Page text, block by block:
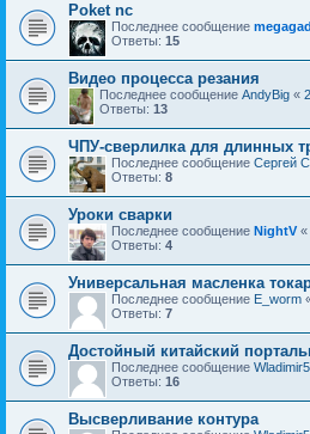
Poket nc
Последнее сообщение megagad
Ответы: 15
Видео процесса резания
Последнее сообщение AndyBig «
Ответы: 13
ЧПУ-сверлилка для длинных
Последнее сообщение Сергей
Ответы: 8
Уроки сварки
Последнее сообщение NightV «
Ответы: 4
Универсальная масленка
Последнее сообщение E_worm
Ответы: 7
Достойный китайский
Последнее сообщение
Ответы: 16
Высверливание контура